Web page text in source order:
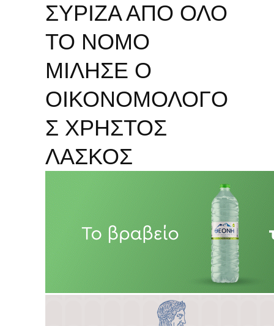
ΣΥΡΙΖΑ ΑΠΟ ΟΛΟ
ΤΟ ΝΟΜΟ
ΜΙΛΗΣΕ Ο
ΟΙΚΟΝΟΜΟΛΟΓΟ
Σ ΧΡΗΣΤΟΣ
ΛΑΣΚΟΣ